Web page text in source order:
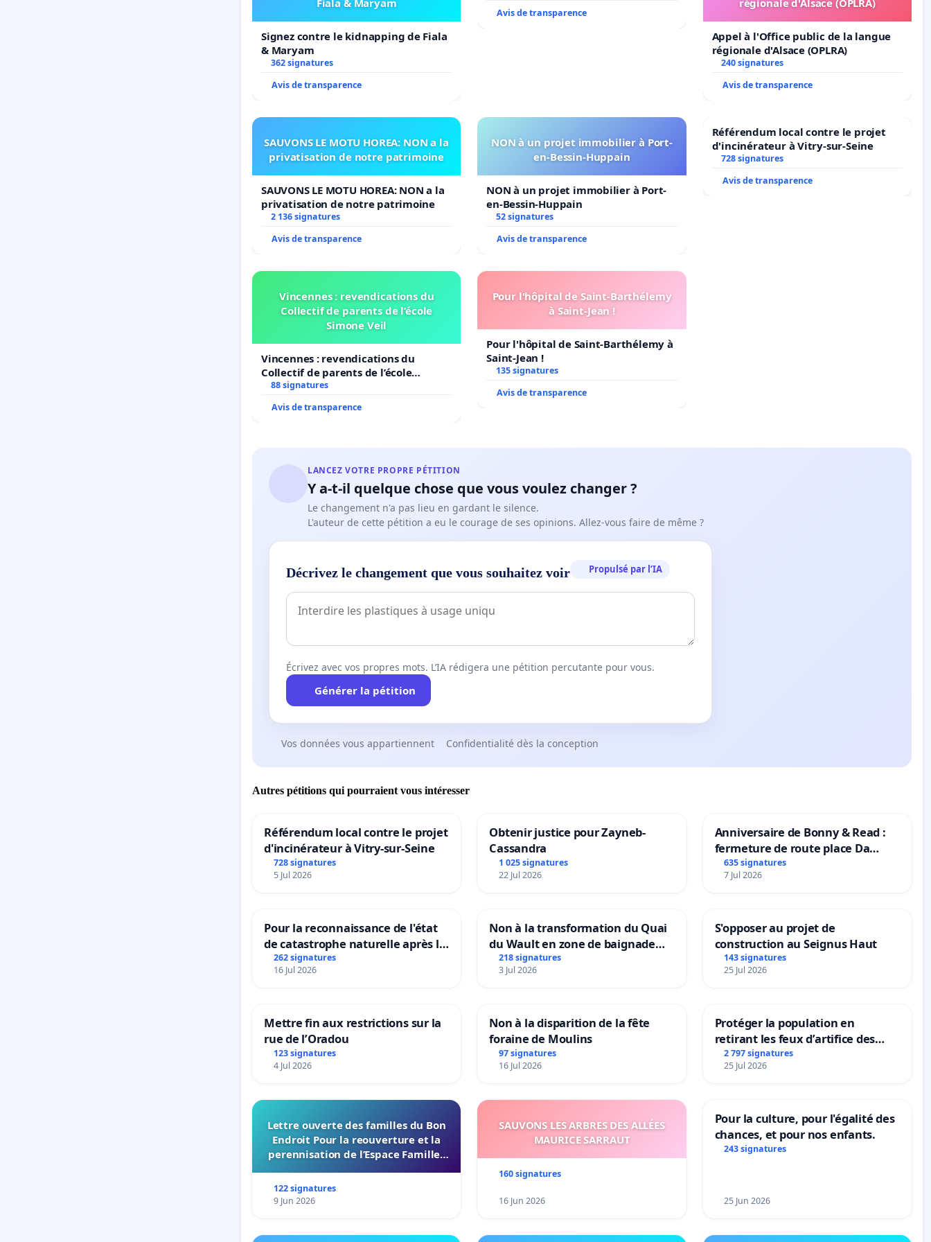
Fiala & Maryam
Signez contre le kidnapping de Fiala
& Maryam
362 signatures
Avis de transparence
Avis de transparence
régionale d'Alsace (OPLRA)
Appel à l'Office public de la langue
régionale d'Alsace (OPLRA)
240 signatures
Avis de transparence
SAUVONS LE MOTU HOREA: NON a la
privatisation de notre patrimoine
SAUVONS LE MOTU HOREA: NON a la
privatisation de notre patrimoine
2 136 signatures
Avis de transparence
NON à un projet immobilier à Port-
en-Bessin-Huppain
NON à un projet immobilier à Port-
en-Bessin-Huppain
52 signatures
Avis de transparence
Référendum local contre le projet
d'incinérateur à Vitry-sur-Seine
728 signatures
Avis de transparence
Vincennes : revendications du
Collectif de parents de l’école
Simone Veil
Vincennes : revendications du
Collectif de parents de l’école
Simone Veil
88 signatures
Avis de transparence
Pour l'hôpital de Saint-Barthélemy
à Saint-Jean !
Pour l'hôpital de Saint-Barthélemy à
Saint-Jean !
135 signatures
Avis de transparence
LANCEZ VOTRE PROPRE PÉTITION
Y a-t-il quelque chose que vous voulez changer ?
Le changement n'a pas lieu en gardant le silence.
L'auteur de cette pétition a eu le courage de ses opinions. Allez-vous faire de même ?
Décrivez le changement que vous souhaitez voir Propulsé par l’IA
Écrivez avec vos propres mots. L’IA rédigera une pétition percutante pour vous.
Générer la pétition
Vos données vous appartiennent Confidentialité dès la conception
Autres pétitions qui pourraient vous intéresser
Référendum local contre le projet
d'incinérateur à Vitry-sur-Seine
728 signatures
5 Jul 2026
Obtenir justice pour Zayneb-
Cassandra
1 025 signatures
22 Jul 2026
Anniversaire de Bonny & Read :
fermeture de route place Da
Maya M
635 signatures
7 Jul 2026
Pour la reconnaissance de l'état
de catastrophe naturelle après la
grêle du 15 juillet 2026 à Aubenas
et ses alentours
262 signatures
16 Jul 2026
Non à la transformation du Quai
du Wault en zone de baignade
urbaine
218 signatures
3 Jul 2026
S'opposer au projet de
construction au Seignus Haut
143 signatures
25 Jul 2026
Mettre fin aux restrictions sur la
rue de l’Oradou
123 signatures
4 Jul 2026
Non à la disparition de la fête
foraine de Moulins
97 signatures
16 Jul 2026
Protéger la population en
retirant les feux d’artifice des
rayons
2 797 signatures
25 Jul 2026
Lettre ouverte des familles du Bon
Endroit Pour la reouverture et la
perennisation de l’Espace Familles
122 signatures
9 Jun 2026
SAUVONS LES ARBRES DES ALLÉES
MAURICE SARRAUT
160 signatures
16 Jun 2026
Pour la culture, pour l'égalité des
chances, et pour nos enfants.
243 signatures
25 Jun 2026